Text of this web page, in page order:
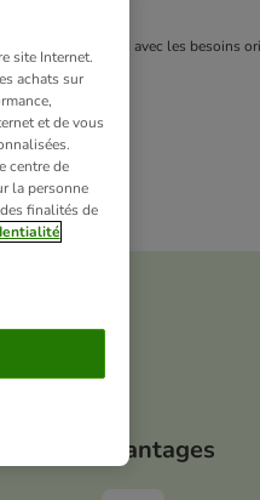
en accord avec les besoins
Vos avantages
site Internet.
achats sur
et de vous
centre de
la personne
finalités de